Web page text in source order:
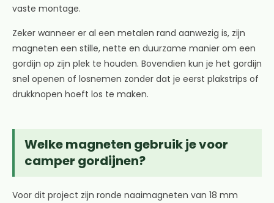
vaste montage.
Zeker wanneer er al een metalen rand aanwezig is, zijn
magneten een stille, nette en duurzame manier om een
gordijn op zijn plek te houden. Bovendien kun je het gordijn
snel openen of losnemen zonder dat je eerst plakstrips of
drukknopen hoeft los te maken.
Welke magneten gebruik je voor
camper gordijnen?
Voor dit project zijn ronde naaimagneten van 18 mm